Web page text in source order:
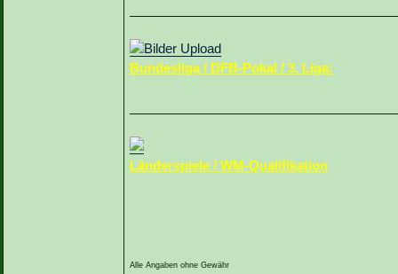
Bundesliga / DFB-Pokal / 3. Liga:
Länderspiele / WM-Qualifikation
Alle Angaben ohne Gewähr